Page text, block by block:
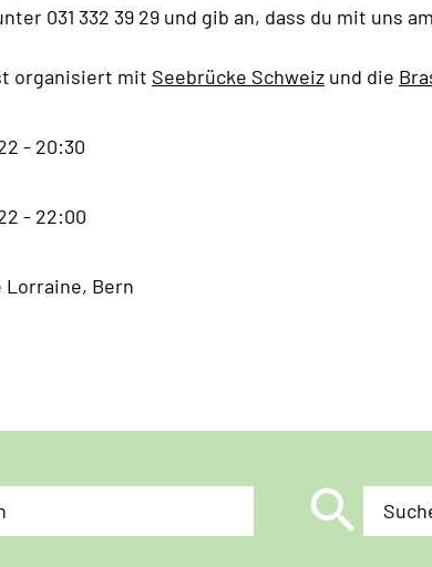
031 332 39 29 und gib an, dass du mit uns
organisiert mit Seebrücke Schweiz und die
- 20:30
- 22:00
Lorraine, Bern
search